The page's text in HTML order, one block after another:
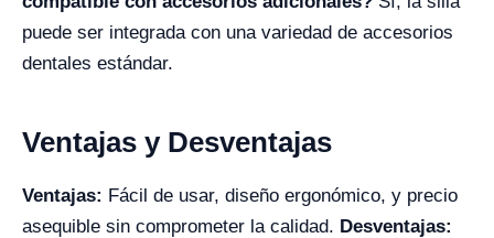
puede ser integrada con una variedad de accesorios
dentales estándar.
Ventajas y Desventajas
Ventajas: Fácil de usar, diseño ergonómico, y precio
asequible sin comprometer la calidad. Desventajas: